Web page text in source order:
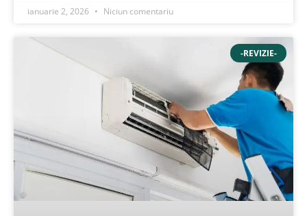
ianuarie 2, 2026 Niciun comentariu
-REVIZIE-